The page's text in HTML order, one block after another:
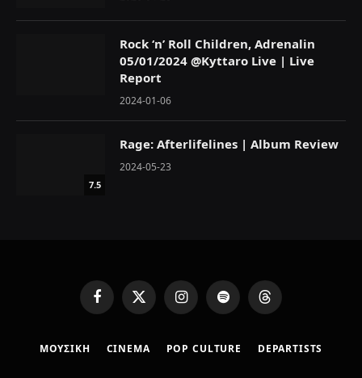
Rock ‘n’ Roll Children, Adrenalin
05/01/2024 @Kyttaro Live | Live
Report
2024-01-06
7.5
Rage: Afterlifelines | Album Review
2024-05-23
F
X
w
I
t
S
t
T
e
ΜΟΥΣΙΚΗ CINEMA POP CULTURE DEPARTISTS